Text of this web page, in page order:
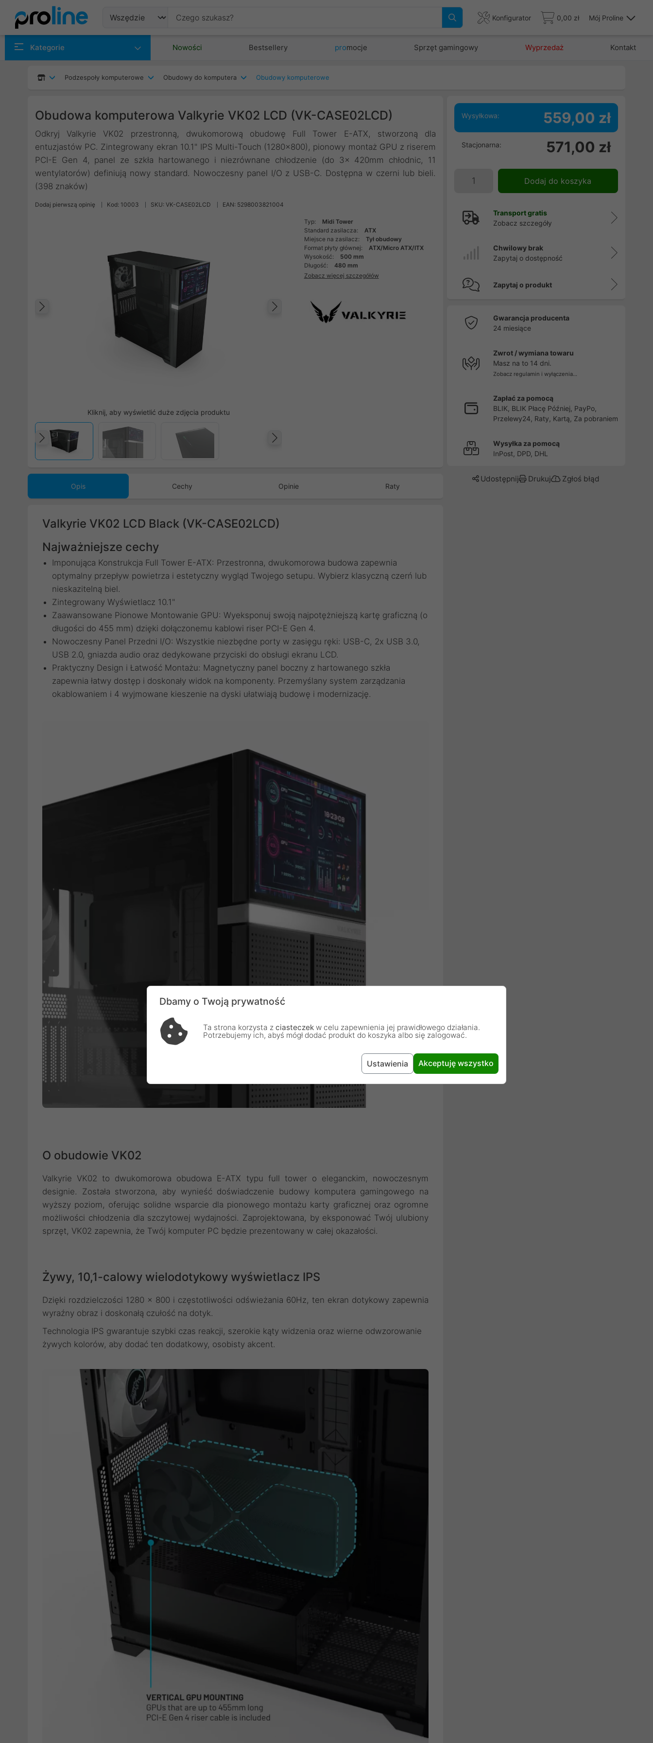
Konfigurator 0,00 zł Mój Proline
Kategorie Nowości Bestsellery promocje Sprzęt gamingowy Wyprzedaż Kontakt
Podzespoły komputerowe Obudowy do komputera Obudowy komputerowe
Obudowa komputerowa Valkyrie VK02 LCD (VK-CASE02LCD)
Odkryj Valkyrie VK02 przestronną, dwukomorową obudowę Full Tower E-ATX, stworzoną dla
entuzjastów PC. Zintegrowany ekran 10.1" IPS Multi-Touch (1280x800), pionowy montaż GPU z riserem
PCI-E Gen 4, panel ze szkła hartowanego i niezrównane chłodzenie (do 3x 420mm chłodnic, 11
wentylatorów) definiują nowy standard. Nowoczesny panel I/O z USB-C. Dostępna w czerni lub bieli.
(398 znaków)
Dodaj pierwszą opinię Kod: 10003 SKU: VK-CASE02LCD EAN: 5298003821004
Następny
Poprzedni
Kliknij, aby wyświetlić duże zdjęcia produktu
Poprzedni
Typ:
Midi Tower
Standard zasilacza:
ATX
Miejsce na zasilacz:
Tył obudowy
Format płyty głównej:
ATX/Micro ATX/ITX
Wysokość:
500 mm
Długość:
480 mm
Zobacz więcej szczegółów
Opis Cechy Opinie Raty
Valkyrie VK02 LCD Black (VK-CASE02LCD)
Najważniejsze cechy
Imponująca Konstrukcja Full Tower E-ATX: Przestronna, dwukomorowa budowa zapewnia
optymalny przepływ powietrza i estetyczny wygląd Twojego setupu. Wybierz klasyczną czerń lub
nieskazitelną biel.
Zintegrowany Wyświetlacz 10.1"
Zaawansowane Pionowe Montowanie GPU: Wyeksponuj swoją najpotężniejszą kartę graficzną (o
długości do 455 mm) dzięki dołączonemu kablowi riser PCI-E Gen 4.
Nowoczesny Panel Przedni I/O: Wszystkie niezbędne porty w zasięgu ręki: USB-C, 2x USB 3.0,
USB 2.0, gniazda audio oraz dedykowane przyciski do obsługi ekranu LCD.
Praktyczny Design i Łatwość Montażu: Magnetyczny panel boczny z hartowanego szkła
zapewnia łatwy dostęp i doskonały widok na komponenty. Przemyślany system zarządzania
okablowaniem i 4 wyjmowane kieszenie na dyski ułatwiają budowę i modernizację.
O obudowie VK02
Valkyrie VK02 to dwukomorowa obudowa E-ATX typu full tower o eleganckim, nowoczesnym
designie. Została stworzona, aby wynieść doświadczenie budowy komputera gamingowego na
wyższy poziom, oferując solidne wsparcie dla pionowego montażu karty graficznej oraz ogromne
możliwości chłodzenia dla szczytowej wydajności. Zaprojektowana, by eksponować Twój ulubiony
sprzęt, VK02 zapewnia, że Twój komputer PC będzie prezentowany w całej okazałości.
Żywy, 10,1-calowy wielodotykowy wyświetlacz IPS
Dzięki rozdzielczości 1280 x 800 i częstotliwości odświeżania 60Hz, ten ekran dotykowy zapewnia
wyraźny obraz i doskonałą czułość na dotyk.
Technologia IPS gwarantuje szybki czas reakcji, szerokie kąty widzenia oraz wierne odwzorowanie
żywych kolorów, aby dodać ten dodatkowy, osobisty akcent.
Wysyłkowa: 559,00 zł
Stacjonarna: 571,00 zł
Dodaj do koszyka
Transport gratis
Zobacz szczegóły
Chwilowy brak
Zapytaj o dostępność
Zapytaj o produkt
Gwarancja producenta
24 miesiące
Zwrot / wymiana towaru
Masz na to 14 dni.
Zobacz regulamin i wyłączenia...
Zapłać za pomocą
BLIK, BLIK Płacę Później, PayPo,
Przelewy24, Raty, Kartą, Za pobraniem
Wysyłka za pomocą
InPost, DPD, DHL
Udostępnij Drukuj Zgłoś błąd
Dbamy o Twoją prywatność
Ta strona korzysta z ciasteczek w celu zapewnienia jej prawidłowego działania.
Potrzebujemy ich, abyś mógł dodać produkt do koszyka albo się zalogować.
Ustawienia Akceptuję wszystko